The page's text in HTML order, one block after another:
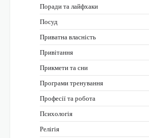
Поради та лайфхаки
Посуд
Приватна власність
Привітання
Прикмети та сни
Програми тренування
Професії та робота
Психологія
Релігія